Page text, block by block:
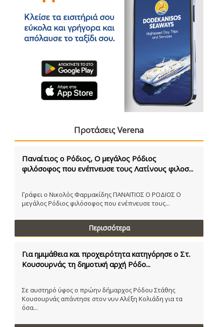
Προτάσεις Verena
Παναίτιος ο Ρόδιος, Ο μεγάλος Ρόδιος
φιλόσοφος που ενέπνευσε τους Λατίνους φιλοσ...
Γράφει ο Νικολός Φαρμακίδης ΠΑΝΑΙΤΙΟΣ Ο ΡΟΔΙΟΣ Ο
μεγάλος Ρόδιος φιλόσοφος που ενέπνευσε τους...
Περισσότερα
Για ημιμάθεια και προχειρότητα κατηγόρησε ο Στ.
Κουσουρνάς τη δημοτική αρχή Ρόδο...
Σε αυστηρό ύφος ο πρώην δήμαρχος Ρόδου Στάθης
Κουσουρνάς απάντησε στον νυν Αλέξη Κολιάδη για τα
όσα...